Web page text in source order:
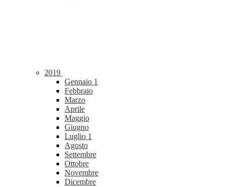
2019
Gennaio 1
Febbraio
Marzo
Aprile
Maggio
Giugno
Luglio 1
Agosto
Settembre
Ottobre
Novembre
Dicembre